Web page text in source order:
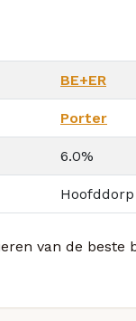
BE+ER
Porter
6.0%
Hoofddorp
van de